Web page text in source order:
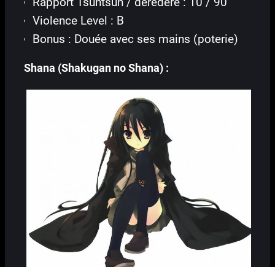
Violence Level : B
Bonus : Douée avec ses mains (poterie)
Shana (Shakugan no Shana) :